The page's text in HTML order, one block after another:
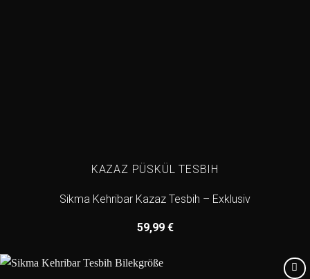
KAZAZ PÜSKÜL TESBIH
Sikma Kehribar Kazaz Tesbih – Exklusiv
59,99 €